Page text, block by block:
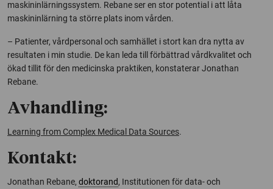
maskininlärningssystem. Rebane ser en stor potential i att låta
maskininlärning ta större plats inom vården.
– Patienter, vårdpersonal och samhället i stort kan dra nytta av
resultaten i min studie. De kan leda till förbättrad vårdkvalitet och
ökad tillit för den medicinska praktiken, konstaterar Jonathan
Rebane.
Avhandling:
Learning from Complex Medical Data Sources.
Kontakt:
Jonathan Rebane, doktorand, Institutionen för data- och